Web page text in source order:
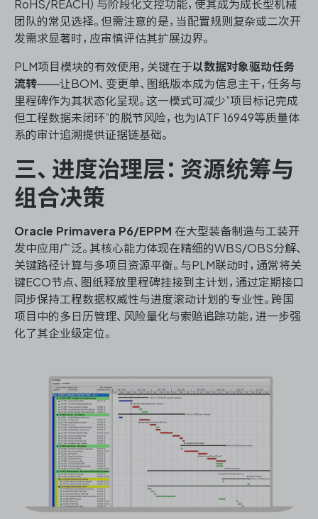
RoHS/REACH）与阶段化文控功能，使其成为成长型机械
团队的常见选择。但需注意的是，当配置规则复杂或二次开
发需求显著时，应审慎评估其扩展边界。
PLM项目模块的有效使用，关键在于以数据对象驱动任务
流转——让BOM、变更单、图纸版本成为信息主干，任务与
里程碑作为其状态化呈现。这一模式可减少”项目标记完成
但工程数据未闭环”的脱节风险，也为IATF 16949等质量体
系的审计追溯提供证据链基础。
三、进度治理层：资源统筹与
组合决策
Oracle Primavera P6/EPPM 在大型装备制造与工装开
发中应用广泛。其核心能力体现在精细的WBS/OBS分解、
关键路径计算与多项目资源平衡。与PLM联动时，通常将关
键ECO节点、图纸释放里程碑挂接到主计划，通过定期接口
同步保持工程数据权威性与进度滚动计划的专业性。跨国
项目中的多日历管理、风险量化与索赔追踪功能，进一步强
化了其企业级定位。